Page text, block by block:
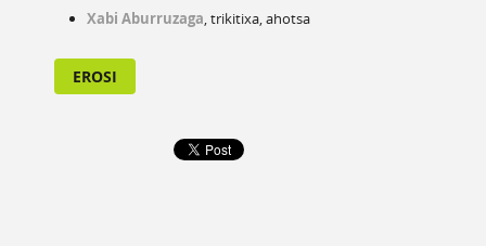
Xabi Aburruzaga, trikitixa, ahotsa
EROSI